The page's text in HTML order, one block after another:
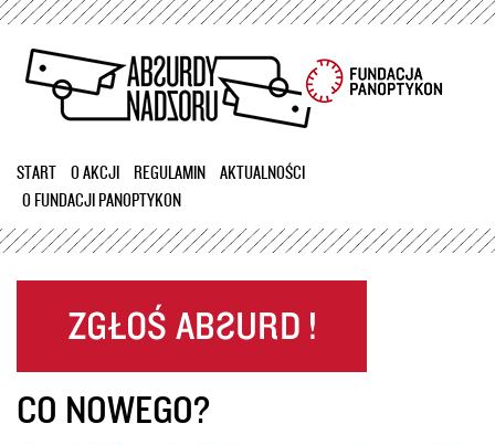
Przejdź
treści
START O AKCJI REGULAMIN
AKTUALNOŚCI
O FUNDACJI PANOPTYKON
CO NOWEGO?